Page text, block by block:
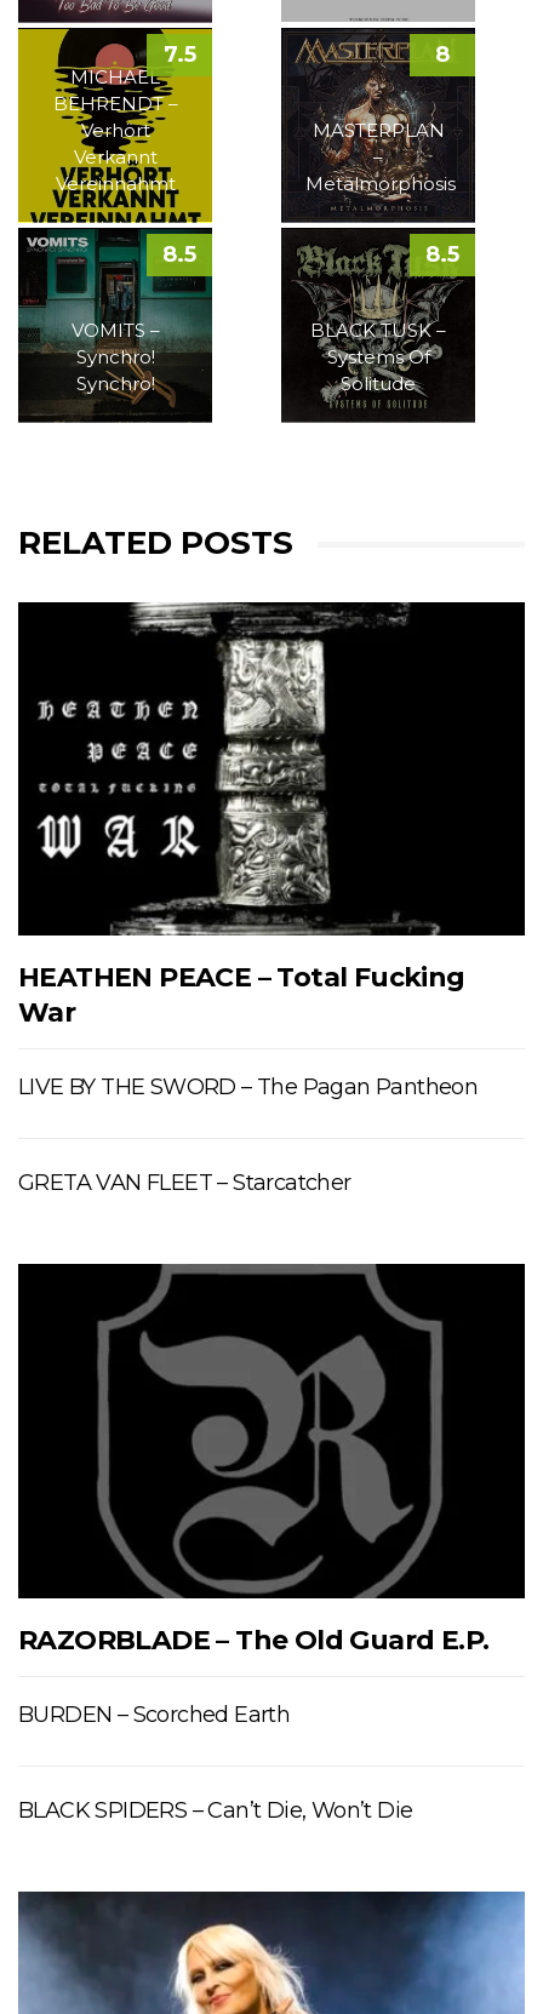
MICHAEL
BEHRENDT –
Verhört
Verkannt
Vereinnahmt
7.5
MASTERPLAN
–
Metalmorphosis
8
VOMITS –
Synchro!
Synchro!
8.5
BLACK TUSK –
Systems Of
Solitude
8.5
RELATED POSTS
HEATHEN PEACE – Total Fucking
War
LIVE BY THE SWORD – The Pagan Pantheon
GRETA VAN FLEET – Starcatcher
RAZORBLADE – The Old Guard E.P.
BURDEN – Scorched Earth
BLACK SPIDERS – Can’t Die, Won’t Die